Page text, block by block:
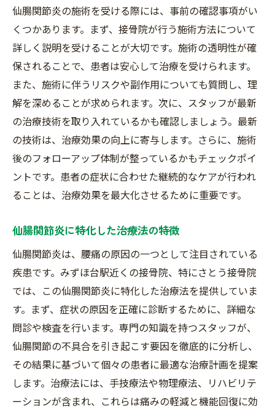
継続したサポート体制の確立
接骨院での仙腸関節炎治療の効果とその評判
痛みの軽減と回復事例
実際の患者の声を紹介
治療の効果を高める取り組み
評判の良い接骨院の共通点
継続治療の重要性とその結果
症状改善までのプロセス
さとう接骨院が提供する仙腸関節炎に最適な治
療プランとは
施術の流れとその効果
最新技術を取り入れた治療
患者との信頼関係の構築
安心のフォローアップ体制
治療プランの柔軟な調整
仙腸関節炎の痛みを和らげる接骨院での施術の
流れ
初診カウンセリングの重要性
施術開始から完了までのステップ
仙腸関節炎の施術を受ける際には、事前の確認事項がい
くつかあります。まず、接骨院が行う施術方法について
詳しく説明を受けることが大切です。施術の透明性が確
保されることで、患者は安心して治療を受けられます。
また、施術に伴うリスクや副作用についても質問し、理
解を深めることが求められます。次に、スタッフが最新
の治療技術を取り入れているかも確認しましょう。最新
の技術は、治療効果の向上に寄与します。さらに、施術
後のフォローアップ体制が整っているかもチェックポイ
ントです。患者の症状に合わせた継続的なケアが行われ
ることは、治療効果を最大化させるために重要です。
仙腸関節炎に特化した治療法の特徴
仙腸関節炎は、腰痛の原因の一つとして注目されている
疾患です。みずほ台駅近くの接骨院、特にさとう接骨院
では、この仙腸関節炎に特化した治療法を提供していま
す。まず、症状の原因を正確に診断するために、詳細な
問診や検査を行います。専門の知識を持つスタッフが、
仙腸関節の不具合を引き起こす要因を徹底的に分析し、
その結果に基づいて個々の患者に最適な治療計画を提案
します。治療法には、手技療法や物理療法、リハビリテ
ーションが含まれ、これらは痛みの軽減と機能回復に効